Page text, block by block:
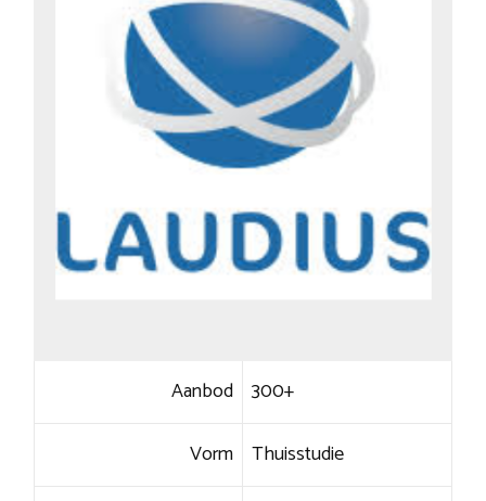
Aanbod 300+
Vorm Thuisstudie